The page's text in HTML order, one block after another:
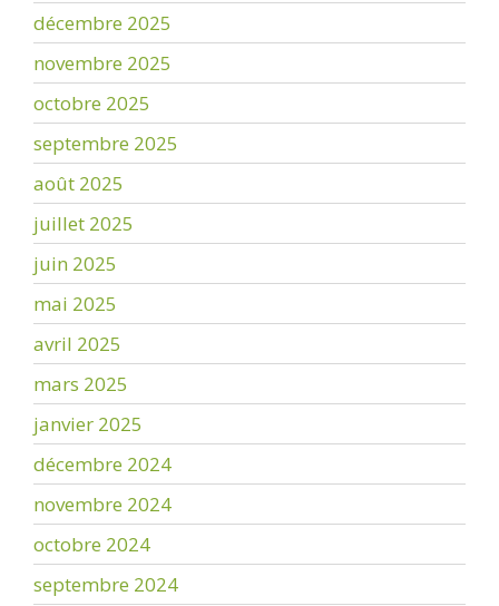
décembre 2025
novembre 2025
octobre 2025
septembre 2025
août 2025
juillet 2025
juin 2025
mai 2025
avril 2025
mars 2025
janvier 2025
décembre 2024
novembre 2024
octobre 2024
septembre 2024